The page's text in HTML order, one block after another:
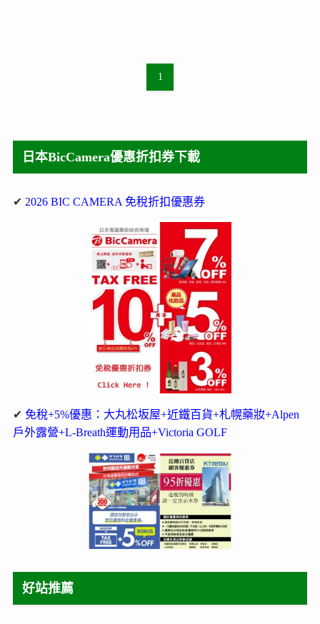
1
日本BicCamera優惠折扣券下載
✔ 2026 BIC CAMERA 免稅折扣優惠券
✔ 免稅+5%優惠：大丸松坂屋+近鐵百貨+札幌藥妝+Alpen
戶外露營+L-Breath運動用品+Victoria GOLF
好站推薦